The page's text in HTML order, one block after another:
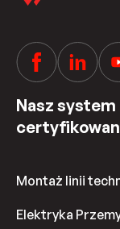
Nasz
Montaż linii
Elektryka